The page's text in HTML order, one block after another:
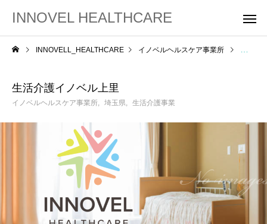
INNOVEL HEALTHCARE
INNOVELL_HEALTHCARE イノベルヘルスケア事業所 生活介
生活介護イノベル上里
イノベルヘルスケア事業所 埼玉県 生活介護事業